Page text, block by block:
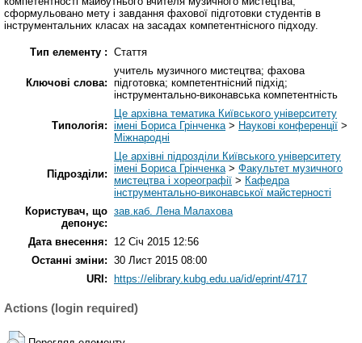
сформульовано мету і завдання фахової підготовки студентів в
інструментальних класах на засадах компетентнісного підходу.
Тип елементу : Стаття
Ключові слова:
учитель музичного мистецтва; фахова
підготовка; компетентнісний підхід;
інструментально-виконавська компетентність
Типологія:
Це архівна тематика Київського університету
імені Бориса Грінченка> Наукові конференції >
Міжнародні
Підрозділи:
Це архівні підрозділи Київського університету
імені Бориса Грінченка> Факультет музичного
мистецтва і хореографії > Кафедра
інструментально-виконавської майстерності
Користувач, що
депонує:
зав.каб. Лена Малахова
Дата внесення:
12 Січ 2015 12:56
Останні зміни: 30 Лист 2015 08:00
URI:
https://elibrary.kubg.edu.ua/id/eprint/4717
Actions (login required)